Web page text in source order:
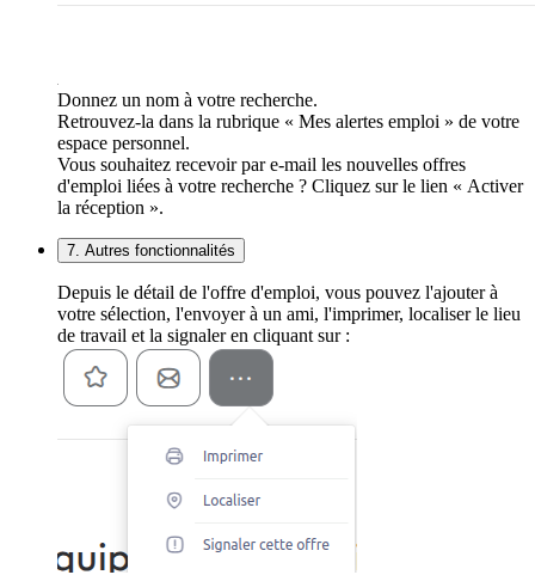
Donnez un nom à votre recherche.
Retrouvez-la dans la rubrique « Mes alertes emploi » de votre
espace personnel.
Vous souhaitez recevoir par e-mail les nouvelles offres
d'emploi liées à votre recherche ? Cliquez sur le lien « Activer
la réception ».
7. Autres fonctionnalités
Depuis le détail de l'offre d'emploi, vous pouvez l'ajouter à
votre sélection, l'envoyer à un ami, l'imprimer, localiser le lieu
de travail et la signaler en cliquant sur :